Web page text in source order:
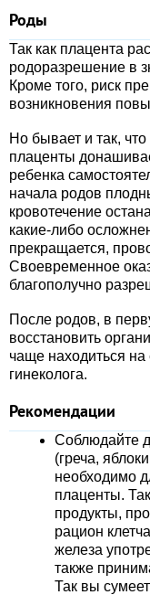
Роды
Так как плацента
родоразрешение в
Кроме того, риск
возникновения
Но бывает и так,
плаценты
ребенка
начала родов
кровотечение
какие-либо
прекращается,
Своевременное
благополучно
После родов, в
восстановить
чаще находиться
гинеколога.
Рекомендации
Соблюдайте
(греча,
необходимо
плаценты.
продукты,
рацион
железа
также
Так вы